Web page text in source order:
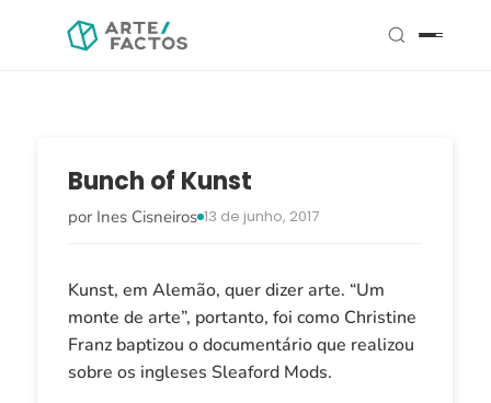
Bunch of Kunst
por Ines Cisneiros 13 de junho, 2017
Kunst, em Alemão, quer dizer arte. “Um
monte de arte”, portanto, foi como Christine
Franz baptizou o documentário que realizou
sobre os ingleses Sleaford Mods.